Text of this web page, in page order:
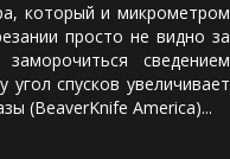
который и микрометром
просто не видно за
сведением
спусков увеличивает
(BeaverKnife America)...